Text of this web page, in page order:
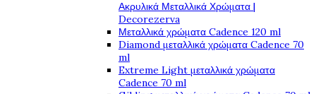
Ακρυλικά Μεταλλικά Χρώματα |
Decorezerva
Μεταλλικά χρώματα Cadence 120 ml
Diamond μεταλλικά χρώματα Cadence 70
ml
Extreme Light μεταλλικά χρώματα
Cadence 70 ml